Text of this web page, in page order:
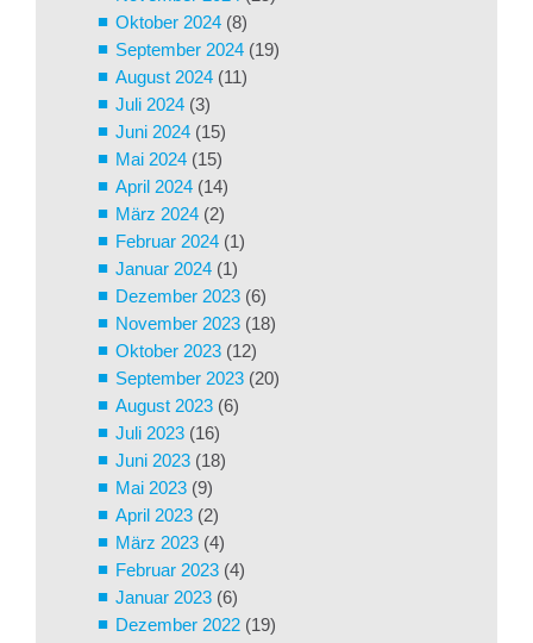
Oktober 2024 (8)
September 2024 (19)
August 2024 (11)
Juli 2024 (3)
Juni 2024 (15)
Mai 2024 (15)
April 2024 (14)
März 2024 (2)
Februar 2024 (1)
Januar 2024 (1)
Dezember 2023 (6)
November 2023 (18)
Oktober 2023 (12)
September 2023 (20)
August 2023 (6)
Juli 2023 (16)
Juni 2023 (18)
Mai 2023 (9)
April 2023 (2)
März 2023 (4)
Februar 2023 (4)
Januar 2023 (6)
Dezember 2022 (19)